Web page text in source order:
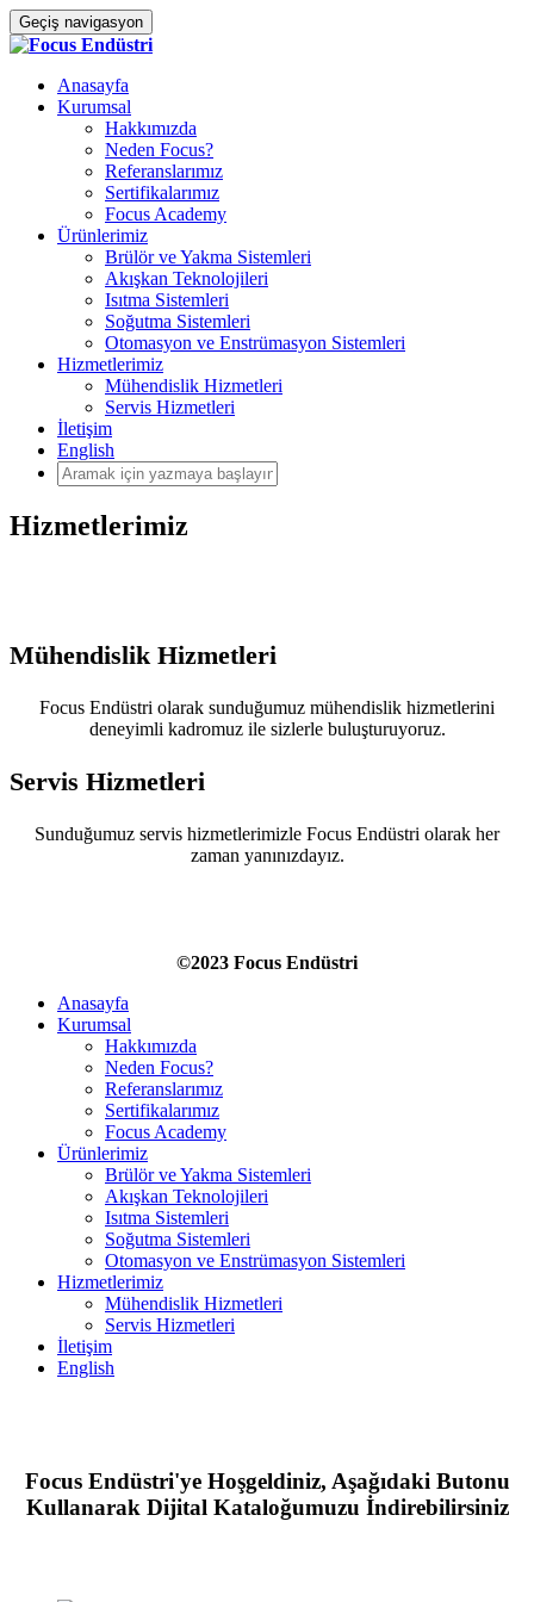
Geçiş navigasyon
Anasayfa
Kurumsal
Hakkımızda
Neden Focus?
Referanslarımız
Sertifikalarımız
Focus Academy
Ürünlerimiz
Brülör ve Yakma Sistemleri
Akışkan Teknolojileri
Isıtma Sistemleri
Soğutma Sistemleri
Otomasyon ve Enstrümasyon Sistemleri
Hizmetlerimiz
Mühendislik Hizmetleri
Servis Hizmetleri
İletişim
English
Hizmetlerimiz
Mühendislik Hizmetleri
Focus Endüstri olarak sunduğumuz mühendislik hizmetlerini
deneyimli kadromuz ile sizlerle buluşturuyoruz.
Servis Hizmetleri
Sunduğumuz servis hizmetlerimizle Focus Endüstri olarak her
zaman yanınızdayız.
©2023 Focus Endüstri
Anasayfa
Kurumsal
Hakkımızda
Neden Focus?
Referanslarımız
Sertifikalarımız
Focus Academy
Ürünlerimiz
Brülör ve Yakma Sistemleri
Akışkan Teknolojileri
Isıtma Sistemleri
Soğutma Sistemleri
Otomasyon ve Enstrümasyon Sistemleri
Hizmetlerimiz
Mühendislik Hizmetleri
Servis Hizmetleri
İletişim
English
Focus Endüstri'ye Hoşgeldiniz, Aşağıdaki Butonu
Kullanarak Dijital Kataloğumuzu İndirebilirsiniz